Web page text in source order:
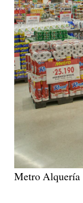
Metro Alquería